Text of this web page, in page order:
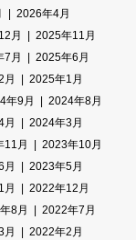
2026年4月
月
2025年11月
7月
2025年6月
月
2025年1月
年9月
2024年8月
月
2024年3月
11月
2023年10月
月
2023年5月
月
2022年12月
8月
2022年7月
月
2022年2月